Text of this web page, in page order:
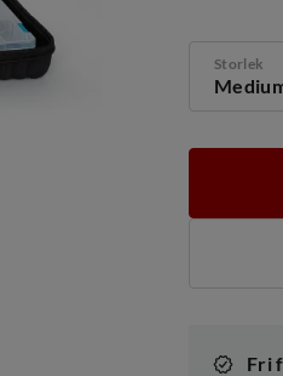
Storlek
Fri